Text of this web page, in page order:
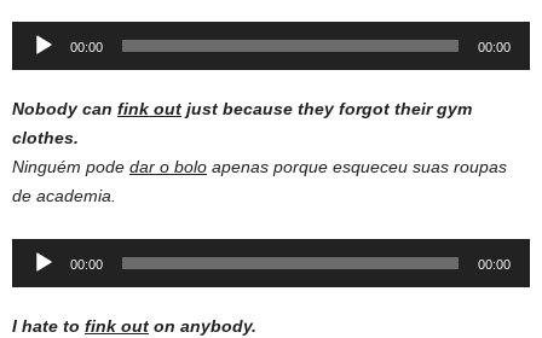
Audio
00:00 00:00
Nobody can fink out just because they forgot their gym
clothes.
Ninguém pode dar o bolo apenas porque esqueceu suas roupas
de academia.
Audio
00:00 00:00
I hate to fink out on anybody.